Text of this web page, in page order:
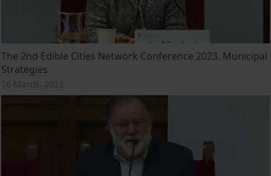
The 2nd Edible Cities Network Conference 2023. Municipal
Strategies
16 March, 2023